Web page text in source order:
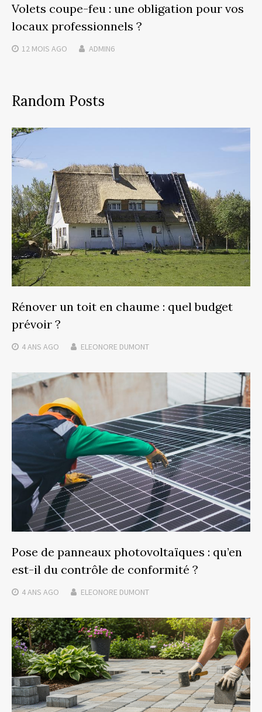
Volets coupe-feu : une obligation pour vos
locaux professionnels ?
12 MOIS AGO ADMIN6
Random Posts
Rénover un toit en chaume : quel budget
prévoir ?
4 ANS AGO ELEONORE DUMONT
Pose de panneaux photovoltaïques : qu’en
est-il du contrôle de conformité ?
4 ANS AGO ELEONORE DUMONT